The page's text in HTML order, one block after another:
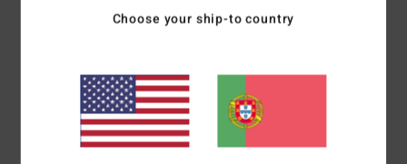
Com capuz
Bolsos:Bolsos tipo canguru
Etiqueta da marca:Serigrafia no peito e nas costas
Etiqueta Billabong na costura lateral
Choose your ship-to country